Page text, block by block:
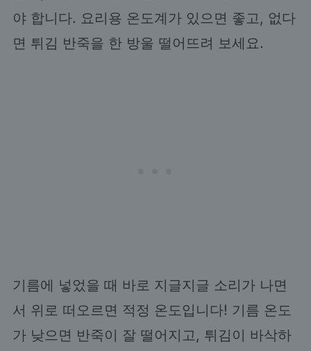
야 합니다. 요리용 온도계가 있으면 좋고, 없다
면 튀김 반죽을 한 방울 떨어뜨려 보세요.
기름에 넣었을 때 바로 지글지글 소리가 나면
서 위로 떠오르면 적정 온도입니다! 기름 온도
가 낮으면 반죽이 잘 떨어지고, 튀김이 바삭하